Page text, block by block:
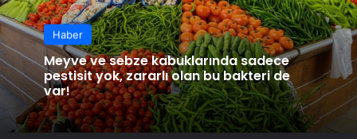
Haber
Meyve ve sebze kabuklarında sadece
pestisit yok, zararlı olan bu bakteri de
var!